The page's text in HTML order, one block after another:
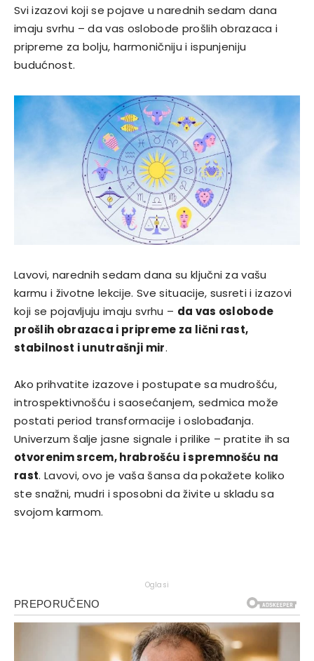
Svi izazovi koji se pojave u narednih sedam dana
imaju svrhu – da vas oslobode prošlih obrazaca i
pripreme za bolju, harmoničniju i ispunjeniju
budućnost.
Lavovi, narednih sedam dana su ključni za vašu
karmu i životne lekcije. Sve situacije, susreti i izazovi
koji se pojavljuju imaju svrhu – da vas oslobode
prošlih obrazaca i pripreme za lični rast,
stabilnost i unutrašnji mir.
Ako prihvatite izazove i postupate sa mudrošću,
introspektivnošću i saosećanjem, sedmica može
postati period transformacije i oslobađanja.
Univerzum šalje jasne signale i prilike – pratite ih sa
otvorenim srcem, hrabrošću i spremnošću na
rast. Lavovi, ovo je vaša šansa da pokažete koliko
ste snažni, mudri i sposobni da živite u skladu sa
svojom karmom.
Oglasi